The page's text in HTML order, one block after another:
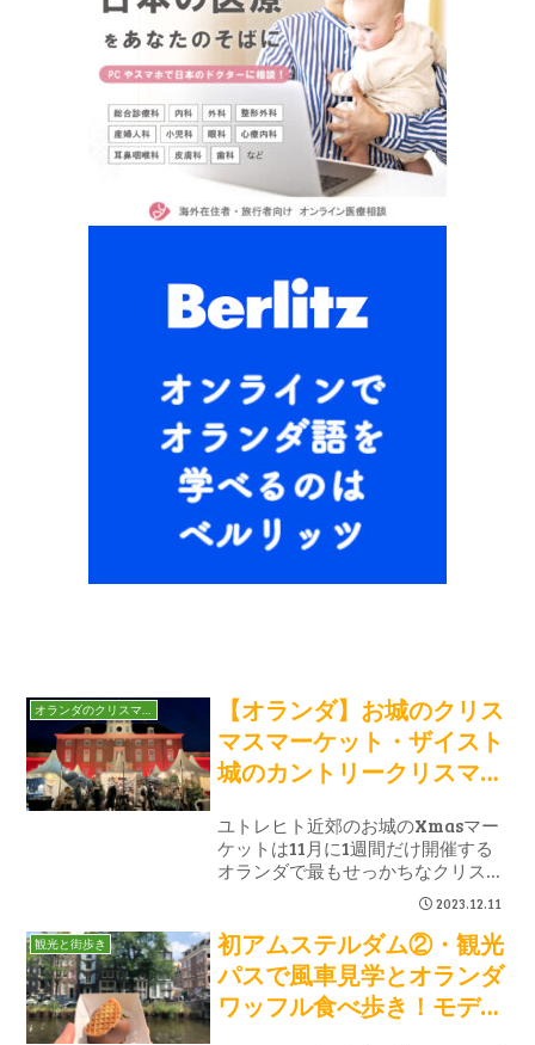
オランダのクリスマス
【オランダ】お城のクリス
マスマーケット・ザイスト
城のカントリークリスマス
ユトレヒト近郊のお城のXmasマー
ケットは11月に1週間だけ開催する
オランダで最もせっかちなクリスマ
スマーケット。昼間は紅葉、夜はイ
ルミネーションが楽しめる秋のイベ
ント。ワクワク＆キラキラ感でクリ
スマスモードのスイッチが入りまし
た。
2023.12.11
観光と街歩き
初アムステルダム②・観光
パスで風車見学とオランダ
ワッフル食べ歩き！モデル